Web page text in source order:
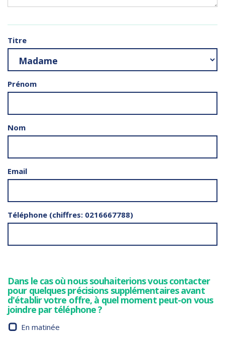
Titre
Prénom
Nom
Email
Téléphone (chiffres: 0216667788)
Dans le cas où nous souhaiterions vous contacter
pour quelques précisions supplémentaires avant
d'établir votre offre, à quel moment peut-on vous
joindre par téléphone ?
En matinée